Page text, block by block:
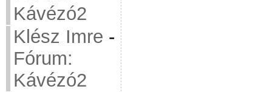
Kávézó2
Klész Imre -
Fórum:
Kávézó2